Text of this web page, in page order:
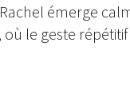
émerge
le geste